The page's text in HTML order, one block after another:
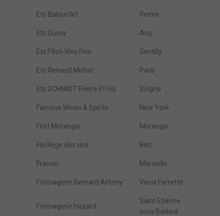
Ets Balourdet Reims
Ets Dussy Acq
Ets Fillot-Vins Fins Gentilly
Ets Renaud Michel Paris
Ets SCHMIDT Pierre Et Fils Solgne
Famous Wines & Spirits New York
First Morangis Morangis
Florilège des vins Biot
Franvin Marseille
Fromagerie Bernard Antony Vieux Ferrette
Fromagerie Hazard
Saint Etienne
sous Bailleul